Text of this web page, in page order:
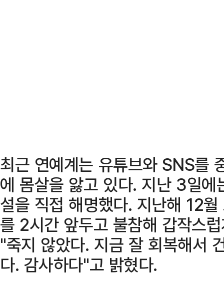
최근 연예계는 유튜브와 SNS를
에 몸살을 앓고 있다. 지난 3일
설을 직접 해명했다. 지난해 12
를 2시간 앞두고 불참해 갑작스
"죽지 않았다. 지금 잘 회복해서
다. 감사하다"고 밝혔다.